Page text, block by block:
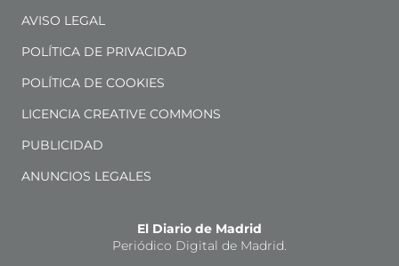
AVISO LEGAL
POLÍTICA DE PRIVACIDAD
POLÍTICA DE COOKIES
LICENCIA CREATIVE COMMONS
PUBLICIDAD
ANUNCIOS LEGALES
El Diario de Madrid
Periódico Digital de Madrid.